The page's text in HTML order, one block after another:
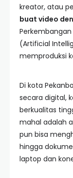
kreator, atau
buat video
(Artificial
memproduksi
Di kota
secara digital,
berkualitas
mahal adalah
pun bisa
hingga
laptop dan